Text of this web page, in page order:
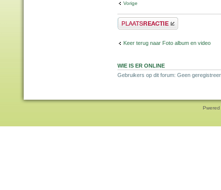
Vorige
Plaats een reactie
Keer terug naar Foto album en video
WIE IS ER ONLINE
Gebruikers op dit forum: Geen